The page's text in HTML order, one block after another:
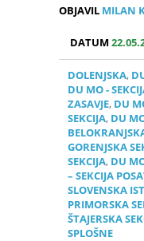
OBJAVIL MILAN
DATUM
DOLENJSKA,
DU MO -
ZASAVJE, DU
SEKCIJA, DU
GORENJSKA
SEKCIJA, DU
– SEKCIJA
SLOVENSKA
PRIMORSKA
ŠTAJERSKA
SPLOŠNE